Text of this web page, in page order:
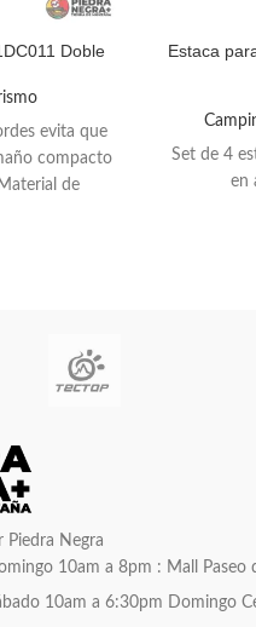
Doble
evita que
compacto
de
Estaca
Set de 4
en
Piedra Negra
10am a 8pm : Mall Paseo
10am a 6:30pm Domingo